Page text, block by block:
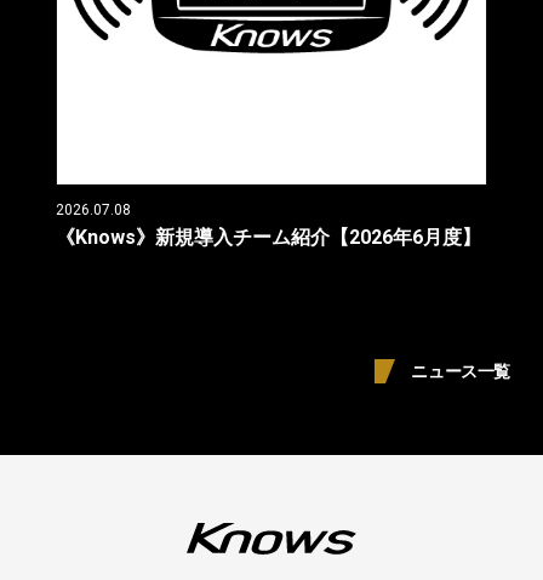
2026.07.08
《Knows》新規導入チーム紹介【2026年6月度】
ニュース一覧